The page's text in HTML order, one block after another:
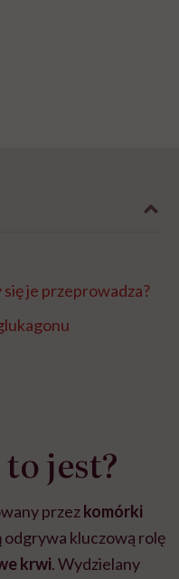
je przeprowadza?
jest?
przezkomórki
odgrywa kluczową rolę
krwi. Wydzielany